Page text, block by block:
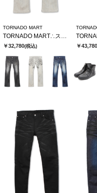
TORNADO MART
TORNADO MART∴ストロングダークダイシューカットデニム
￥32,780(税込) ￥43,780